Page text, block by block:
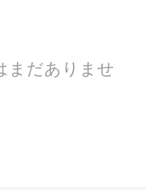
まだありませ